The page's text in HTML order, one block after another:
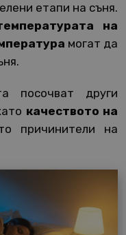
етапи на съня.
на
могат да
посочват други
качеството на
причинители на